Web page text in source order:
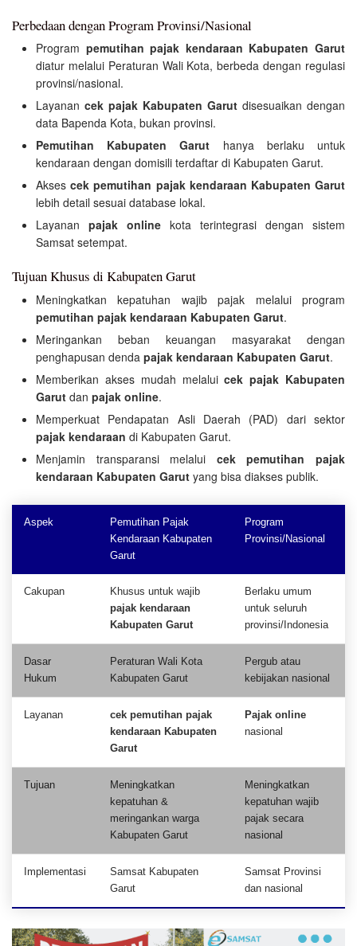
Perbedaan dengan Program Provinsi/Nasional
Program pemutihan pajak kendaraan Kabupaten Garut
diatur melalui Peraturan Wali Kota, berbeda dengan regulasi
provinsi/nasional.
Layanan cek pajak Kabupaten Garut disesuaikan dengan
data Bapenda Kota, bukan provinsi.
Pemutihan Kabupaten Garut hanya berlaku untuk
kendaraan dengan domisili terdaftar di Kabupaten Garut.
Aksescek pemutihan pajak kendaraan Kabupaten Garut
lebih detail sesuai database lokal.
Layanan pajak online kota terintegrasi dengan sistem
Samsat setempat.
Tujuan Khusus di Kabupaten Garut
Meningkatkan kepatuhan wajib pajak melalui program
pemutihan pajak kendaraan Kabupaten Garut.
Meringankan beban keuangan masyarakat dengan
penghapusan denda pajak kendaraan Kabupaten Garut.
Memberikan akses mudah melaluicek pajak Kabupaten
Garut dan pajak online.
Memperkuat Pendapatan Asli Daerah (PAD) dari sektor
pajak kendaraan di Kabupaten Garut.
Menjamin transparansi melalui cek pemutihan pajak
kendaraan Kabupaten Garut yang bisa diakses publik.
Aspek
Pemutihan Pajak
Kendaraan Kabupaten
Garut
Program
Provinsi/Nasional
Cakupan
Khusus untuk wajib
pajak kendaraan
Kabupaten Garut
Berlaku umum
untuk seluruh
provinsi/Indonesia
Dasar
Hukum
Peraturan Wali Kota
Kabupaten Garut
Pergub atau
kebijakan nasional
Layanan
cek pemutihan pajak
kendaraan Kabupaten
Garut
Pajak online
nasional
Tujuan
Meningkatkan
kepatuhan &
meringankan warga
Kabupaten Garut
Meningkatkan
kepatuhan wajib
pajak secara
nasional
Implementasi
Samsat Kabupaten
Garut
Samsat Provinsi
dan nasional